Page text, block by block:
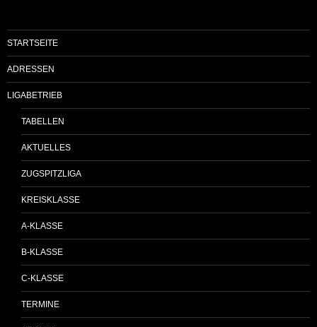
STARTSEITE
ADRESSEN
LIGABETRIEB
TABELLEN
AKTUELLES
ZUGSPITZLIGA
KREISKLASSE
A-KLASSE
B-KLASSE
C-KLASSE
TERMINE